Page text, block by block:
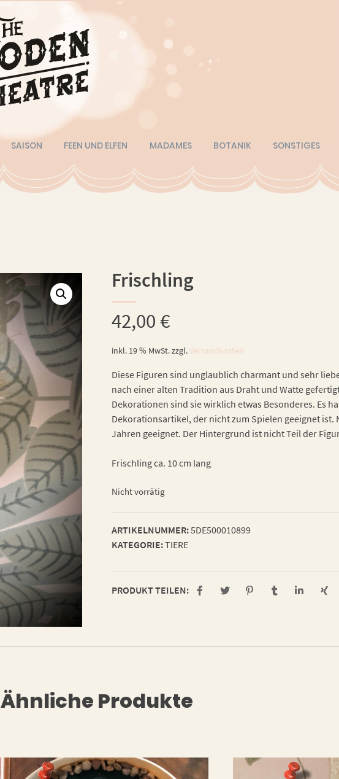
SAISON FEEN UND ELFEN MADAMES BOTANIK SONSTIGES
Frischling
42,00€
inkl. 19 % MwSt.zzgl.Versandkosten
Diese Figuren sind unglaublich charmant und sehr
nach einer alten Tradition aus Draht und Watte
Dekorationen sind sie wirklich etwas Besonderes. Es
Dekorationsartikel, der nicht zum Spielen geeignet ist.
Jahren geeignet. Der Hintergrund ist nicht Teil der
Frischling ca. 10 cm lang
Nicht vorrätig
ARTIKELNUMMER:5DE500010899
KATEGORIE:TIERE
PRODUKT TEILEN:
Ähnliche Produkte